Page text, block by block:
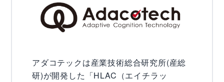
アダコテックは産業技術総合研究所(産総
研)が開発した「HLAC（エイチラッ